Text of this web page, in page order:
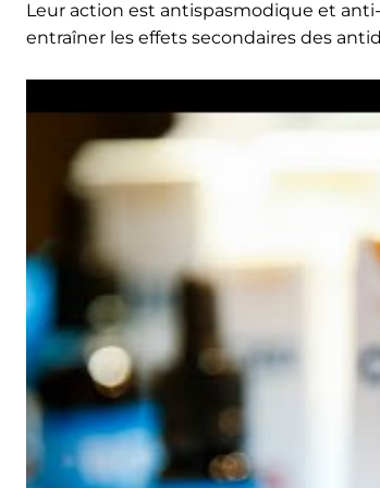
Leur action est antispasmodique et
entraîner les effets secondaires des